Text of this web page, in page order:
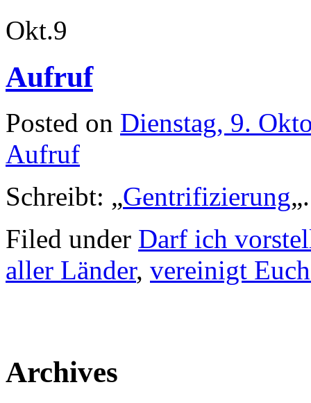
Okt.9
Aufruf
Posted on Dienstag, 9.
Aufruf
Schreibt: „Gentrifizierung„.
Filed under Darf ich
aller Länder, vereinigt
Archives